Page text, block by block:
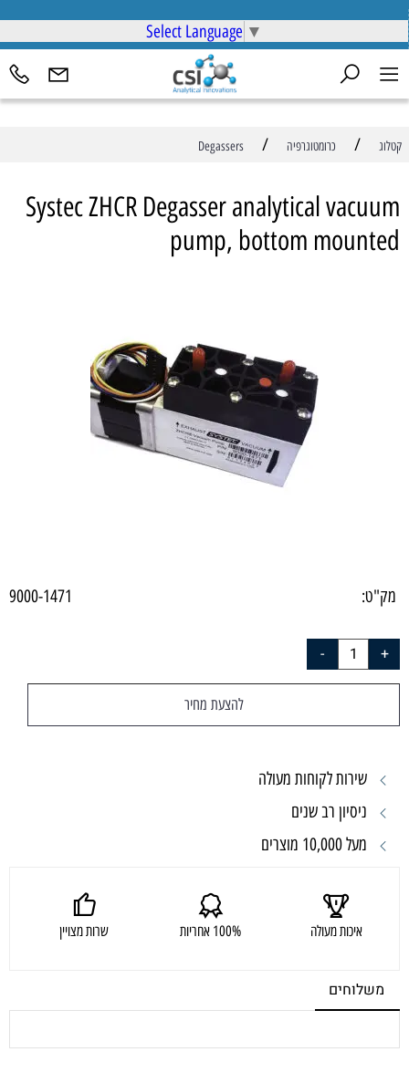
Select Language ▼
קטלוג / כרומטוגרפיה /
Degassers
Systec ZHCR Degasser analytical vacuum
pump, bottom mounted
מק"ט: 9000-1471
להצעת מחיר
שירות לקוחות מעולה
ניסיון רב שנים
מעל 10,000 מוצרים
איכות מעולה 100% אחריות שרות מצויין
משלוחים